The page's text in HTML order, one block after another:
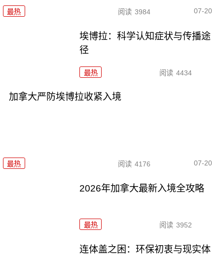
最热 阅读 3984 07-20
埃博拉：科学认知症状与传播途
径
最热 阅读 4434
加拿大严防埃博拉收紧入境
最热 阅读 4176 07-20
2026年加拿大最新入境全攻略
最热 阅读 3952
连体盖之困：环保初衷与现实体